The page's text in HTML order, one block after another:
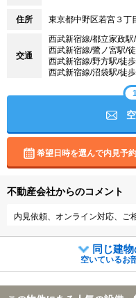
住所 東京都中野区若宮３丁
交通
西武新宿線/都立家政駅
西武新宿線/鷺ノ宮駅/
西武新宿線/野方駅/徒
西武新宿線/沼袋駅/徒
希望日時を選んで内見予約
不動産会社からのコメント
内見依頼、オンライン対応、ご
同じ建
空いているお